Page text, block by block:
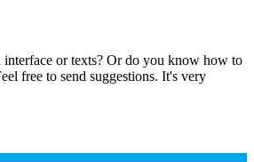
or texts? Or do you know how to
free to send suggestions. It's very